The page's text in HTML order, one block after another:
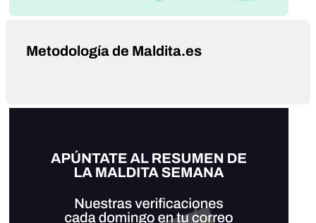
Metodología de Maldita.es